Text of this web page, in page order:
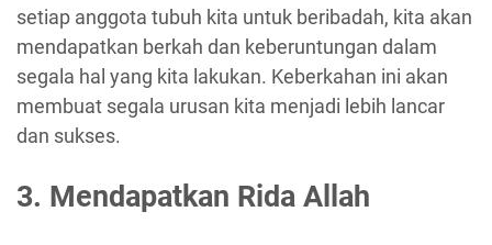
setiap anggota tubuh kita untuk beribadah, kita akan
mendapatkan berkah dan keberuntungan dalam
segala hal yang kita lakukan. Keberkahan ini akan
membuat segala urusan kita menjadi lebih lancar
dan sukses.
3. Mendapatkan Rida Allah